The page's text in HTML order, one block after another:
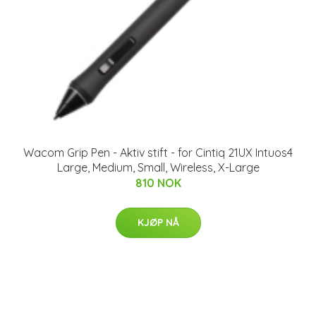
Wacom Grip Pen - Aktiv stift - for Cintiq 21UX Intuos4
Large, Medium, Small, Wireless, X-Large
810 NOK
KJØP NÅ